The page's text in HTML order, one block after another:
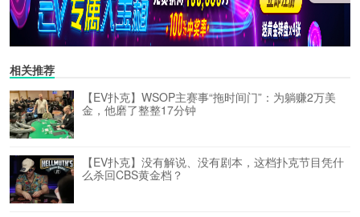
相关推荐
【EV扑克】WSOP主赛事“拖时间门”：为躺赚2万美
金，他磨了整整17分钟
【EV扑克】没有解说、没有剧本，这档扑克节目凭什
么杀回CBS黄金档？